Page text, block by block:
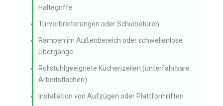
Haltegriffe
Türverbreiterungen oder Schiebetüren
Rampen im Außenbereich oder schwellenlose
Übergänge
Rollstuhlgeeignete Küchenzeilen (unterfahrbare
Arbeitsflächen)
Installation von Aufzügen oder Plattformliften